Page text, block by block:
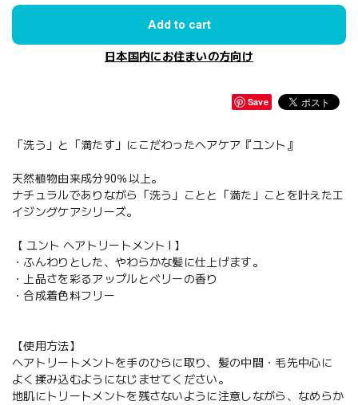
Add to cart
日本国内にお住まいの方向け
Save
「洗う」と「満たす」にこだわったヘアケア『ユント』
天然植物由来成分90％以上。
ナチュラルでありながら「洗う」ことと「満た」ことを叶えたエ
イジングケアシリーズ。
【 ユント ヘアトリートメント I 】
・ふんわりとした、やわらかな髪に仕上げます。
・上品さを彩るアップルとベリーの香り
・合成着色料フリー
【使用方法】
ヘアトリートメントを手のひらに取り、髪の中間・毛先中心に
よく揉み込むようになじませてください。
地肌にトリートメントを残さないように注意しながら、なめらか